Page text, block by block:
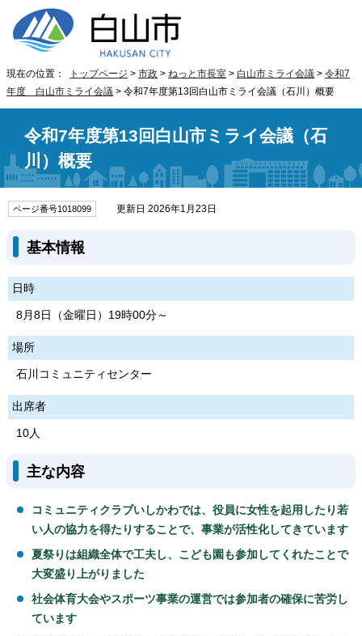
現在の位置： トップページ > 市政 > ねっと市長室 > 白山市ミライ会議 > 令和7
年度 白山市ミライ会議 > 令和7年度第13回白山市ミライ会議（石川）概要
令和7年度第13回白山市ミライ会議（石
川）概要
ページ番号1018099 更新日 2026年1月23日
基本情報
日時
8月8日（金曜日）19時00分～
場所
石川コミュニティセンター
出席者
10人
主な内容
コミュニティクラブいしかわでは、役員に女性を起用したり若
い人の協力を得たりすることで、事業が活性化してきています
夏祭りは組織全体で工夫し、こども園も参加してくれたことで
大変盛り上がりました
社会体育大会やスポーツ事業の運営では参加者の確保に苦労し
ています